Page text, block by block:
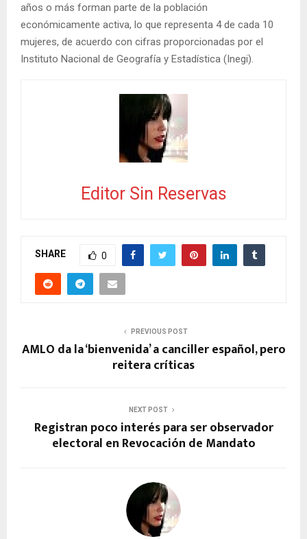
años o más forman parte de la población
económicamente activa, lo que representa 4 de cada 10
mujeres, de acuerdo con cifras proporcionadas por el
Instituto Nacional de Geografía y Estadística (Inegi).
Editor Sin Reservas
SHARE 0
PREVIOUS POST
AMLO da la ‘bienvenida’ a canciller español, pero
reitera críticas
NEXT POST
Registran poco interés para ser observador
electoral en Revocación de Mandato